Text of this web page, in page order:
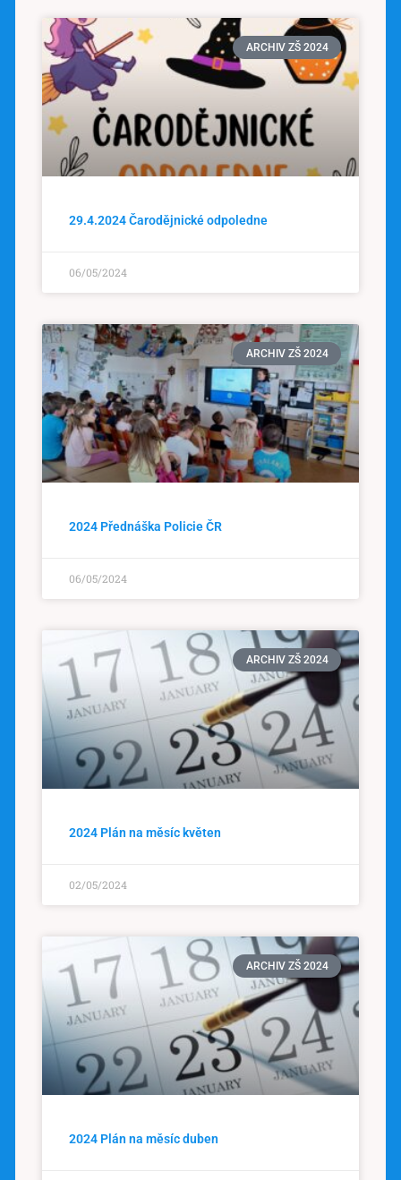
ARCHIV ZŠ 2024
29.4.2024 Čarodějnické odpoledne
06/05/2024
ARCHIV ZŠ 2024
2024 Přednáška Policie ČR
06/05/2024
ARCHIV ZŠ 2024
2024 Plán na měsíc květen
02/05/2024
ARCHIV ZŠ 2024
2024 Plán na měsíc duben